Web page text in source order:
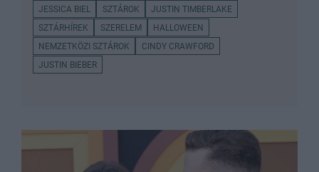
JESSICA BIEL SZTÁROK
JUSTIN TIMBERLAKE
SZTÁRHÍREK
SZERELEM
HALLOWEEN
NEMZETKÖZI SZTÁROK
CINDY CRAWFORD
JUSTIN BIEBER